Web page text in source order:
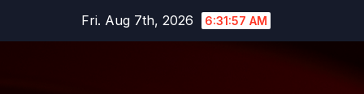
Fri. Aug 7th, 2026 6:31:58 AM